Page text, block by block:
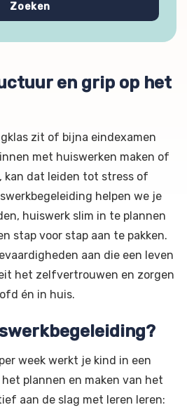
Zoeken
en grip op het
zit of bijna eindexamen
met huiswerken maken of
kan dat leiden tot stress of
helpen we je
huiswerk slim in te plannen
stap voor stap aan te pakken.
aan die een leven
het zelfvertrouwen en zorgen
én in huis.
week werkt je kind in een
plannen en maken van het
aan de slag met leren leren: